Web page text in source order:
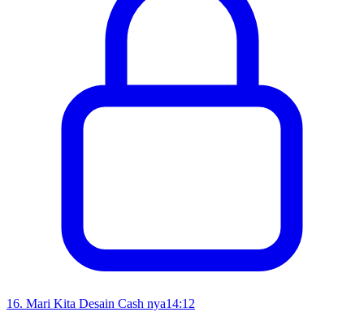
16. Mari Kita Desain Cash nya14:12